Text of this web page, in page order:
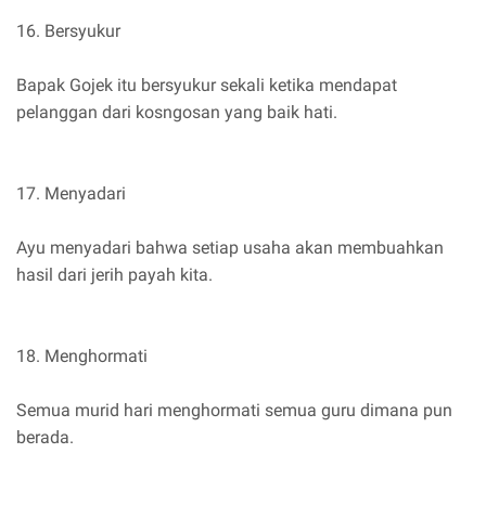
16. Bersyukur
Bapak Gojek itu bersyukur sekali ketika mendapat
pelanggan dari kosngosan yang baik hati.
17. Menyadari
Ayu menyadari bahwa setiap usaha akan membuahkan
hasil dari jerih payah kita.
18. Menghormati
Semua murid hari menghormati semua guru dimana pun
berada.